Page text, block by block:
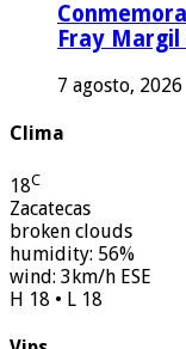
Fray Margil
7 agosto, 2026
Clima
18C
Zacatecas
broken clouds
humidity: 56%
wind: 3km/h ESE
H 18 • L 18